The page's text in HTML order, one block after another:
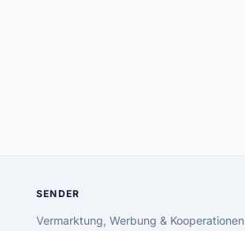
SENDER
Vermarktung, Werbung & Kooperationen